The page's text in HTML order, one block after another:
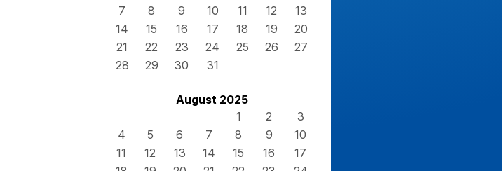
7
8 9 10 11 12
13
14
15 16 17 18 19
20
21
22 23 24 25 26
27
28
29 30 31
August 2025
1
2
3
4
5 6 7 8 9
10
11
12 13 14 15 16
17